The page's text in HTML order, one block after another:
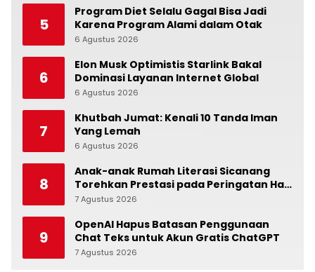
5
Program Diet Selalu Gagal Bisa Jadi
Karena Program Alami dalam Otak
6 Agustus 2026
6
Elon Musk Optimistis Starlink Bakal
Dominasi Layanan Internet Global
6 Agustus 2026
7
Khutbah Jumat: Kenali 10 Tanda Iman
Yang Lemah
6 Agustus 2026
8
Anak-anak Rumah Literasi Sicanang
Torehkan Prestasi pada Peringatan Hari
Anak Nasional di Kecamatan Medan
7 Agustus 2026
9
OpenAI Hapus Batasan Penggunaan
Chat Teks untuk Akun Gratis ChatGPT
7 Agustus 2026